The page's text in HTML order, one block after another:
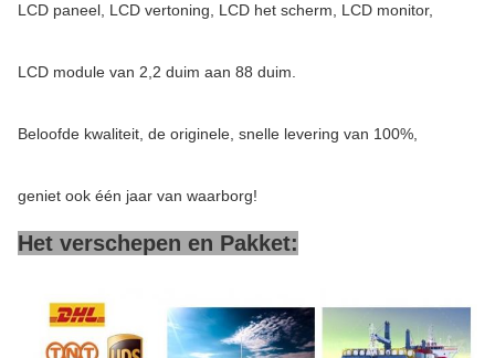
LCD paneel, LCD vertoning, LCD het scherm, LCD monitor,
LCD module van 2,2 duim aan 88 duim.
Beloofde kwaliteit, de originele, snelle levering van 100%,
geniet ook één jaar van waarborg!
Het verschepen en Pakket: